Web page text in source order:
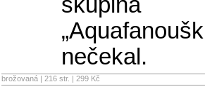
nečekal.
brožovaná | 216 str. | 299 Kč